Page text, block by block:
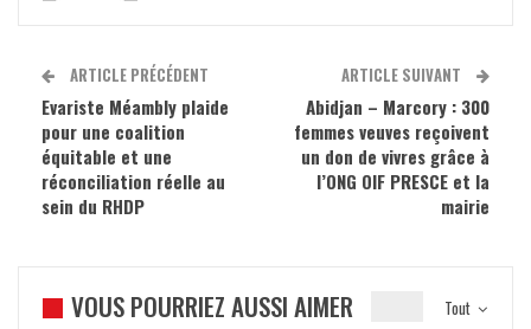
ARTICLE PRÉCÉDENT
Evariste Méambly plaide
pour une coalition
équitable et une
réconciliation réelle au
sein du RHDP
ARTICLE SUIVANT
Abidjan – Marcory : 300
femmes veuves reçoivent
un don de vivres grâce à
l’ONG OIF PRESCE et la
mairie
Tout
VOUS POURRIEZ AUSSI AIMER